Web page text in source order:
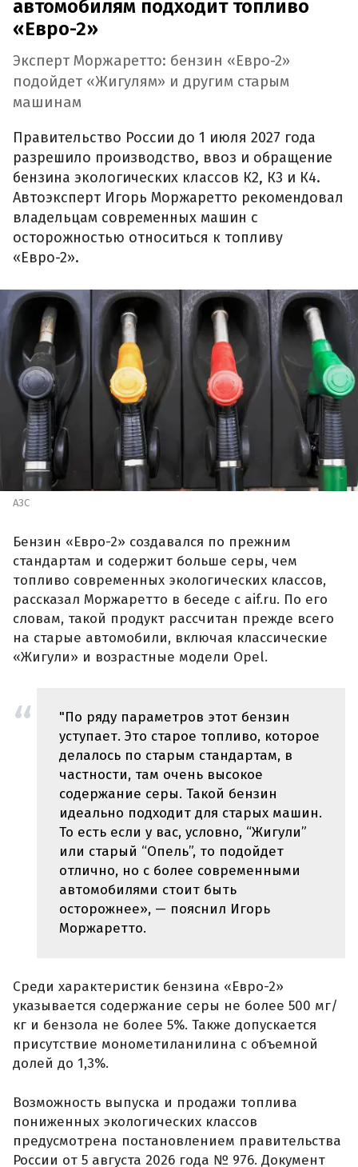
автомобилям подходит топливо
«Евро-2»
Эксперт Моржаретто: бензин «Евро-2»
подойдет «Жигулям» и другим старым
машинам
Правительство России до 1 июля 2027 года
разрешило производство, ввоз и обращение
бензина экологических классов К2, К3 и К4.
Автоэксперт Игорь Моржаретто рекомендовал
владельцам современных машин с
осторожностью относиться к топливу
«Евро-2».
АЗС
Бензин «Евро-2» создавался по прежним
стандартам и содержит больше серы, чем
топливо современных экологических классов,
рассказал Моржаретто в беседе с aif.ru. По его
словам, такой продукт рассчитан прежде всего
на старые автомобили, включая классические
«Жигули» и возрастные модели Opel.
"По ряду параметров этот бензин
уступает. Это старое топливо, которое
делалось по старым стандартам, в
частности, там очень высокое
содержание серы. Такой бензин
идеально подходит для старых машин.
То есть если у вас, условно, “Жигули”
или старый “Опель”, то подойдет
отлично, но с более современными
автомобилями стоит быть
осторожнее», — пояснил Игорь
Моржаретто.
Среди характеристик бензина «Евро-2»
указывается содержание серы не более 500 мг/
кг и бензола не более 5%. Также допускается
присутствие монометиланилина с объемной
долей до 1,3%.
Возможность выпуска и продажи топлива
пониженных экологических классов
предусмотрена постановлением правительства
России от 5 августа 2026 года № 976. Документ